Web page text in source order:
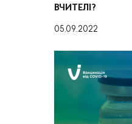
ВЧИТЕЛІ?
05.09.2022